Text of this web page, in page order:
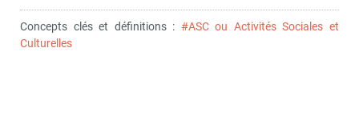
Concepts clés et définitions : #ASC ou Activités Sociales et
Culturelles